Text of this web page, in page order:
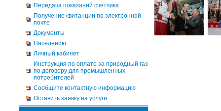
Передача показаний счетчика
Получение квитанции по электронной
почте
Документы
Населению
Личный кабинет
Инструкция по оплате за природный газ
по договору для промышленных
потребителей
Сообщите контактную информацию
Оставить заявку на услуги